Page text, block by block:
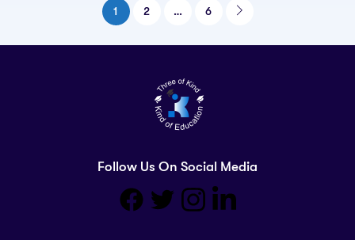
1 2 … 6
Follow Us On Social Media